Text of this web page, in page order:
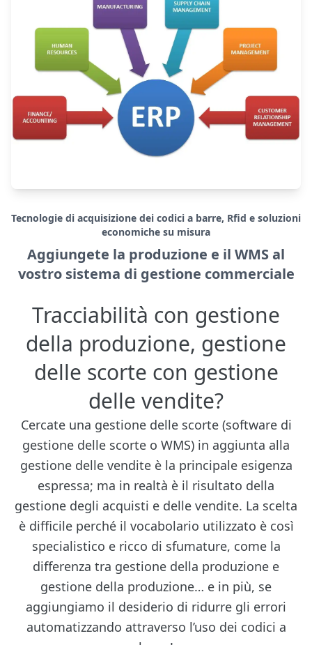
Tecnologie di acquisizione dei codici a barre, Rfid e soluzioni
economiche su misura
Aggiungete la produzione e il WMS al
vostro sistema di gestione commerciale
Tracciabilità con gestione
della produzione, gestione
delle scorte con gestione
delle vendite?
Cercate una gestione delle scorte (software di
gestione delle scorte o WMS) in aggiunta alla
gestione delle vendite è la principale esigenza
espressa; ma in realtà è il risultato della
gestione degli acquisti e delle vendite. La scelta
è difficile perché il vocabolario utilizzato è così
specialistico e ricco di sfumature, come la
differenza tra gestione della produzione e
gestione della produzione… e in più, se
aggiungiamo il desiderio di ridurre gli errori
automatizzando attraverso l’uso dei codici a